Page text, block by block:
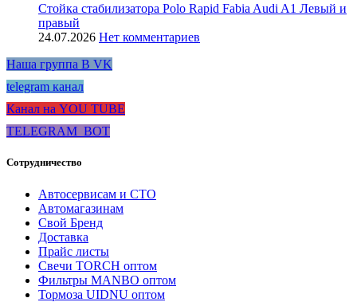
Стойка стабилизатора Polo Rapid Fabia Audi A1 Левый и
правый
24.07.2026 Нет комментариев
Наша группа В VK
telegram канал
Канал на YOU TUBE
TELEGRAM_BOT
Сотрудничество
Автосервисам и СТО
Автомагазинам
Свой Бренд
Доставка
Прайс листы
Свечи TORCH оптом
Фильтры MANBO оптом
Тормоза UIDNU оптом